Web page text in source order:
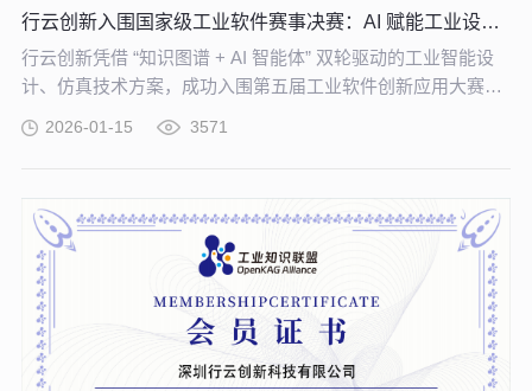
行云创新入围国家级工业软件赛事决赛：AI 赋能工业设计仿真再进阶
行云创新凭借 “知识图谱 + AI 智能体” 双轮驱动的工业智能设
计、仿真技术方案，成功入围第五届工业软件创新应用大赛决
2026-01-15 3571